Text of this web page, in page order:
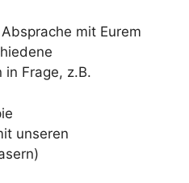
mit Eurem
in Frage, z.B.
unseren